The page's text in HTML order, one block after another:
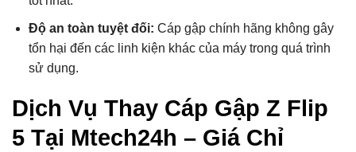
Độ an toàn tuyệt đối: Cáp gập chính hãng không gây
tổn hại đến các linh kiện khác của máy trong quá trình
sử dụng.
Dịch Vụ Thay Cáp Gập Z Flip
5 Tại Mtech24h – Giá Chỉ